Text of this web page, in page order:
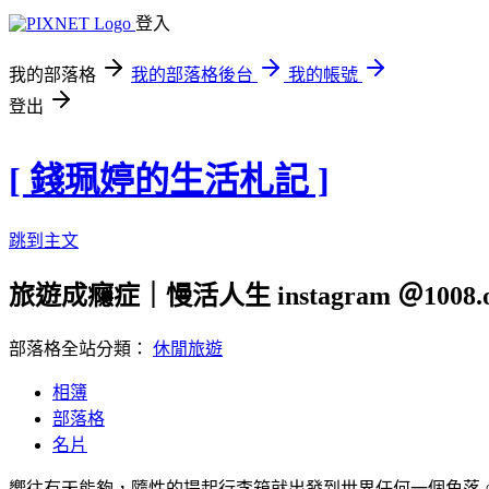
登入
我的部落格 我的部落格後台
我的帳號
登出
[ 錢珮婷的生活札記 ]
跳到主文
旅遊成癮症｜慢活人生 instagram ＠
部落格全站分類： 休閒旅遊
相簿
部落格
名片